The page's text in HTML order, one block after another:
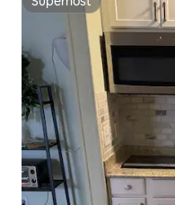
Superhost